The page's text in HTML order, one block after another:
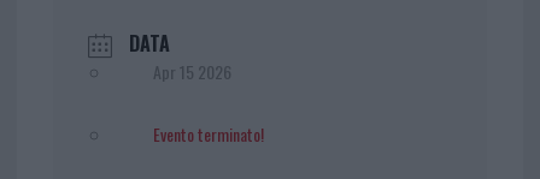
DATA
Apr 15 2026
Evento terminato!